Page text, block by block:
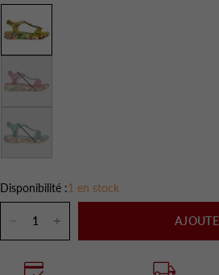
Disponibilité :1 en stock